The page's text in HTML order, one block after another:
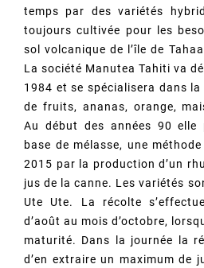
temps par des variétés
toujours cultivée pour les
sol volcanique de l’île de
La société Manutea Tahiti va
1984 et se spécialisera dans
de fruits, ananas, orange,
Au début des années 90
base de mélasse, une
2015 par la production d’un
jus de la canne. Les variétés
Ute Ute. La récolte
d’août au mois d’octobre,
maturité. Dans la journée la
d’en extraire un maximum de